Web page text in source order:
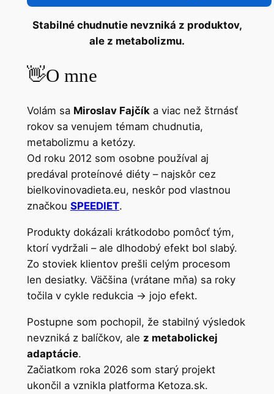
Stabilné chudnutie nevzniká z produktov,
ale z metabolizmu.
👋O mne
Volám sa Miroslav Fajčík a viac než štrnásť
rokov sa venujem témam chudnutia,
metabolizmu a ketózy.
Od roku 2012 som osobne používal aj
predával proteínové diéty – najskôr cez
bielkovinovadieta.eu, neskôr pod vlastnou
značkou SPEEDIET.
Produkty dokázali krátkodobo pomôcť tým,
ktorí vydržali – ale dlhodobý efekt bol slabý.
Zo stoviek klientov prešli celým procesom
len desiatky. Väčšina (vrátane mňa) sa roky
točila v cykle redukcia → jojo efekt.
Postupne som pochopil, že stabilný výsledok
nevzniká z balíčkov, ale z metabolickej
adaptácie.
Začiatkom roka 2026 som starý projekt
ukončil a vznikla platforma Ketoza.sk.